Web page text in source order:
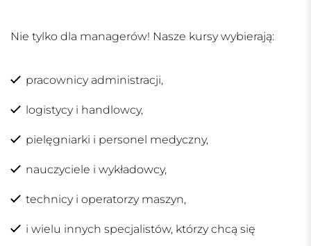
Nie tylko dla managerów! Nasze kursy wybierają:
pracownicy administracji,
logistycy i handlowcy,
pielęgniarki i personel medyczny,
nauczyciele i wykładowcy,
technicy i operatorzy maszyn,
i wielu innych specjalistów, którzy chcą się